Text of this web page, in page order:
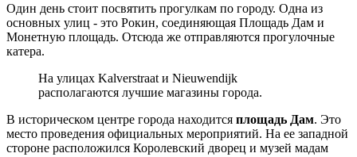
Один день стоит посвятить прогулкам по городу. Одна из
основных улиц - это Рокин, соединяющая Площадь Дам и
Монетную площадь. Отсюда же отправляются прогулочные
катера.
На улицах Kalverstraat и Nieuwendijk
располагаются лучшие магазины города.
В историческом центре города находится площадь Дам. Это
место проведения официальных мероприятий. На ее западной
стороне расположился Королевский дворец и музей мадам